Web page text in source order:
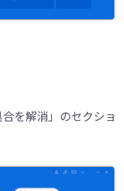
を解消」のセクショ